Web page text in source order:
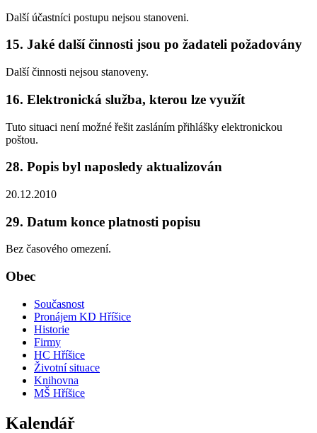
Další účastníci postupu nejsou stanoveni.
15. Jaké další činnosti jsou po žadateli požadovány
Další činnosti nejsou stanoveny.
16. Elektronická služba, kterou lze využít
Tuto situaci není možné řešit zasláním přihlášky elektronickou
poštou.
28. Popis byl naposledy aktualizován
20.12.2010
29. Datum konce platnosti popisu
Bez časového omezení.
Obec
Současnost
Pronájem KD Hříšice
Historie
Firmy
HC Hříšice
Životní situace
Knihovna
MŠ Hříšice
Kalendář